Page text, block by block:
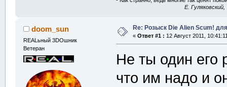
E.
doom_sun
REALьный 3DOшник
Ветеран
Re: Розыск Die Alien Scum!
« Ответ #1 : 12 Август 2011,
Не ты один его
что им надо и